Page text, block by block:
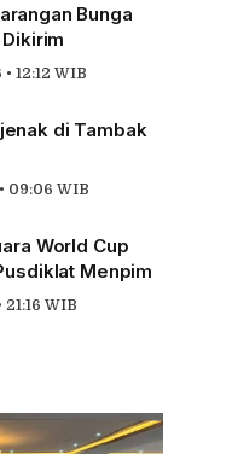
Bunga
12:12 WIB
di Tambak
09:06 WIB
World Cup
Menpim
WIB